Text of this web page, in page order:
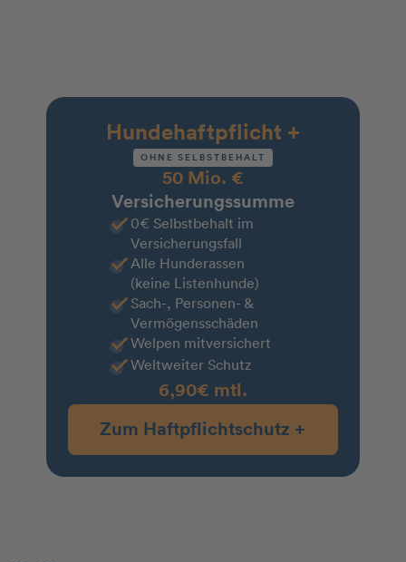
Hundehaftpflicht +
OHNE SELBSTBEHALT
50 Mio. €
‍Versicherungssumme
0€ Selbstbehalt im
Versicherungsfall
Alle Hunderassen
(keine Listenhunde)
Sach-, Personen- &
Vermögensschäden
Welpen mitversichert
Weltweiter Schutz
6,90€ mtl.
Zum Haftpflichtschutz +